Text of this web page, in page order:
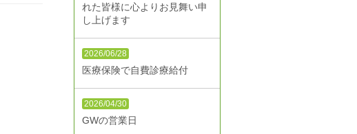
れた皆様に心よりお見舞い申
し上げます
2026/06/28
医療保険で自費診療給付
2026/04/30
GWの営業日